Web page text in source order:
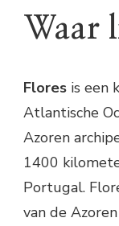
Waar
Flores is een
Atlantische
Azoren
1400
Portugal.
van de